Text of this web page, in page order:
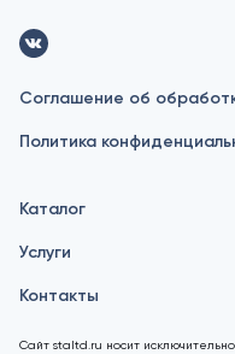
Соглашение об
Политика
Каталог
Услуги
Контакты
Сайт staltd.ru носит